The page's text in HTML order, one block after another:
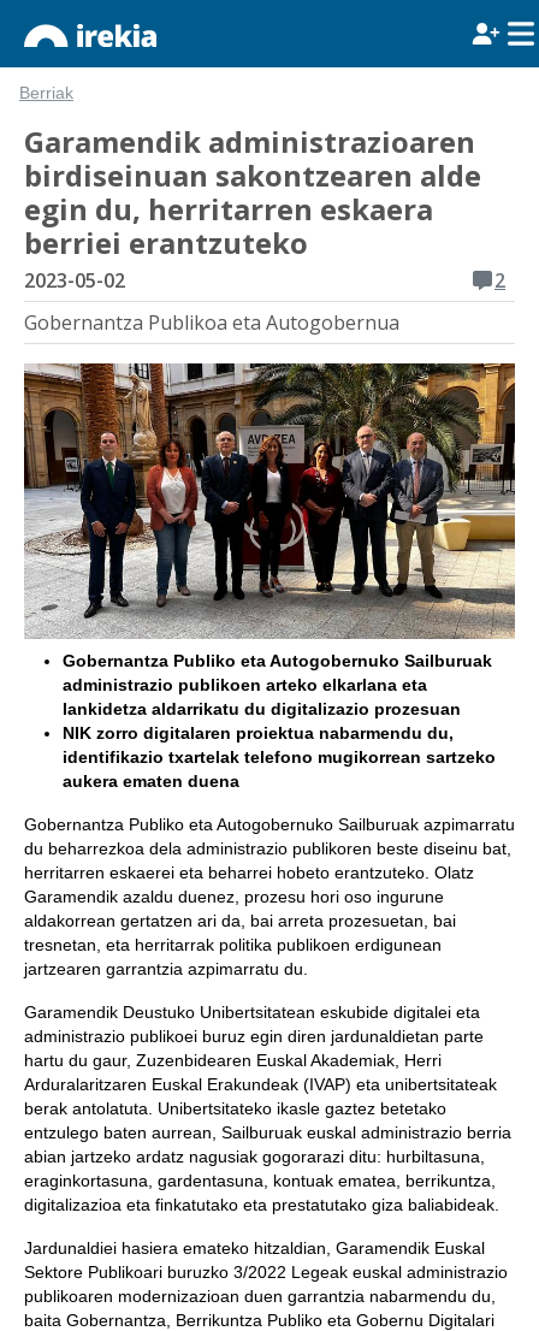
Berriak
Garamendik administrazioaren
birdiseinuan sakontzearen alde
egin du, herritarren eskaera
berriei erantzuteko
2023-05-02
2
Gobernantza Publikoa eta Autogobernua
Gobernantza Publiko eta Autogobernuko Sailburuak
administrazio publikoen arteko elkarlana eta
lankidetza aldarrikatu du digitalizazio prozesuan
NIK zorro digitalaren proiektua nabarmendu du,
identifikazio txartelak telefono mugikorrean sartzeko
aukera ematen duena
Gobernantza Publiko eta Autogobernuko Sailburuak azpimarratu
du beharrezkoa dela administrazio publikoren beste diseinu bat,
herritarren eskaerei eta beharrei hobeto erantzuteko. Olatz
Garamendik azaldu duenez, prozesu hori oso ingurune
aldakorrean gertatzen ari da, bai arreta prozesuetan, bai
tresnetan, eta herritarrak politika publikoen erdigunean
jartzearen garrantzia azpimarratu du.
Garamendik Deustuko Unibertsitatean eskubide digitalei eta
administrazio publikoei buruz egin diren jardunaldietan parte
hartu du gaur, Zuzenbidearen Euskal Akademiak, Herri
Arduralaritzaren Euskal Erakundeak (IVAP) eta unibertsitateak
berak antolatuta. Unibertsitateko ikasle gaztez betetako
entzulego baten aurrean, Sailburuak euskal administrazio berria
abian jartzeko ardatz nagusiak gogorarazi ditu: hurbiltasuna,
eraginkortasuna, gardentasuna, kontuak ematea, berrikuntza,
digitalizazioa eta finkatutako eta prestatutako giza baliabideak.
Jardunaldiei hasiera emateko hitzaldian, Garamendik Euskal
Sektore Publikoari buruzko 3/2022 Legeak euskal administrazio
publikoaren modernizazioan duen garrantzia nabarmendu du,
baita Gobernantza, Berrikuntza Publiko eta Gobernu Digitalari